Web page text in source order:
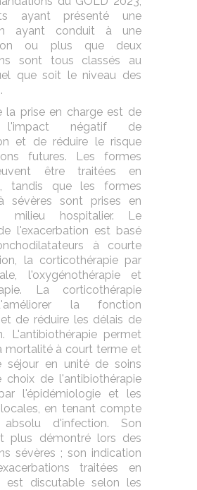
ayant présenté une
ayant conduit à une
ou plus que deux
sont tous classés au
que soit le niveau des
la prise en charge est de
l'impact négatif de
et de réduire le risque
futures. Les formes
être traitées en
tandis que les formes
sévères sont prises en
milieu hospitalier. Le
l'exacerbation est basé
à courte
la corticothérapie par
l'oxygénothérapie et
La corticothérapie
la fonction
de réduire les délais de
L'antibiothérapie permet
mortalité à court terme et
séjour en unité de soins
choix de l'antibiothérapie
l'épidémiologie et les
en tenant compte
d'infection. Son
plus démontré lors des
sévères ; son indication
traitées en
est discutable selon les